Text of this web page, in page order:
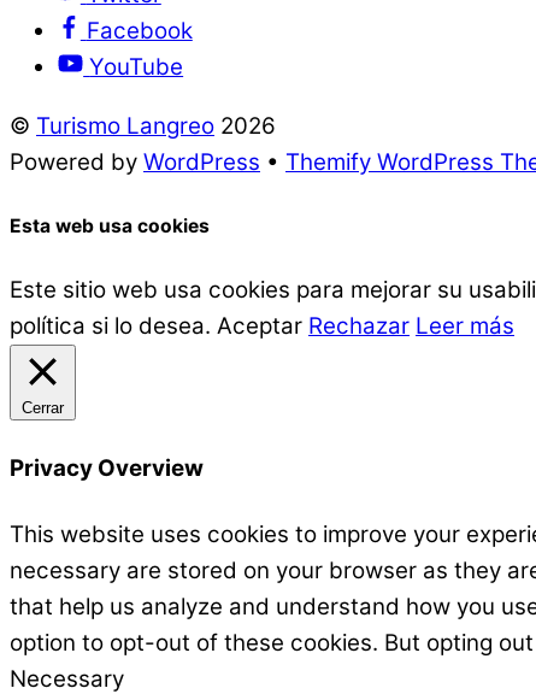
Facebook
YouTube
© Turismo Langreo 2026
Powered by WordPress • Themify WordPress
Esta web usa cookies
Este sitio web usa cookies para mejorar su
política si lo desea. Aceptar Rechazar Leer más
Cerrar
Privacy Overview
This website uses cookies to improve your
necessary are stored on your browser as they
that help us analyze and understand how you
option to opt-out of these cookies. But opting
Necessary